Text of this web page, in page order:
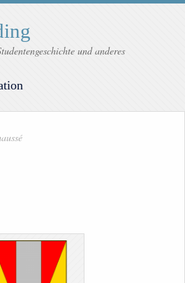
und anderes